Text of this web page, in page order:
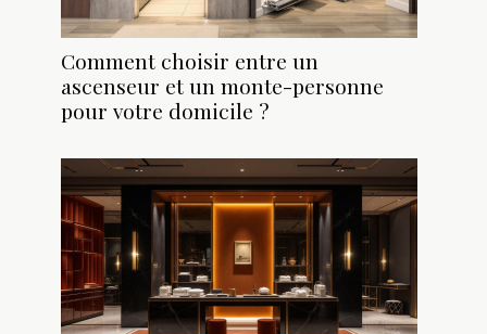
Comment choisir entre un
ascenseur et un monte-personne
pour votre domicile ?